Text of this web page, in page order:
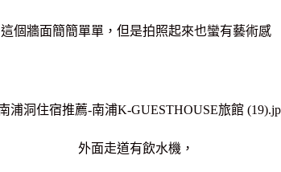
這個牆面簡簡單單，但是拍照起來也蠻有藝術感
外面走道有飲水機，